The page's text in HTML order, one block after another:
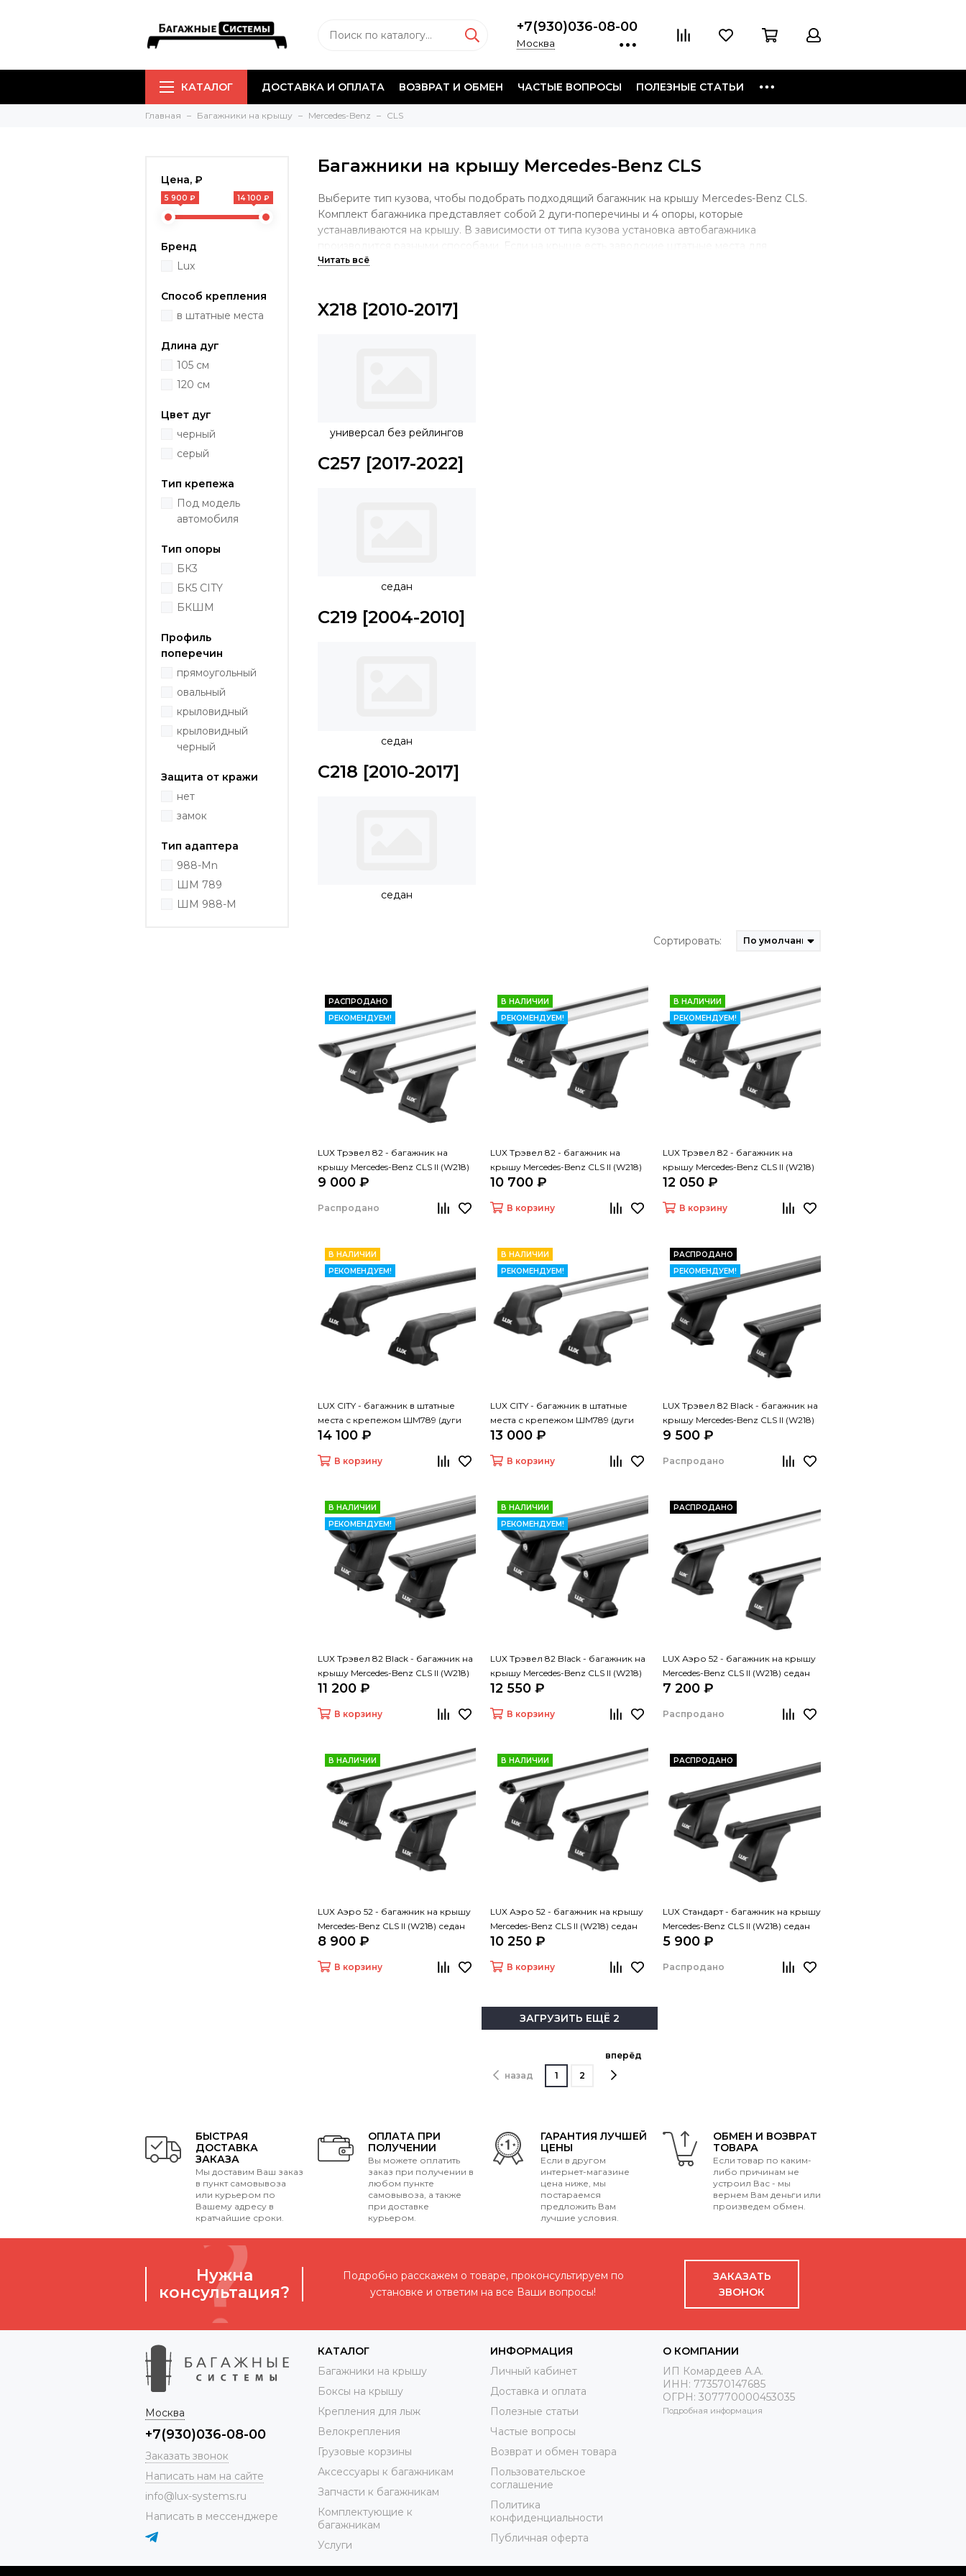
+7(930)036-08-00
Москва
КАТАЛОГ ДОСТАВКА И ОПЛАТА ВОЗВРАТ И ОБМЕН ЧАСТЫЕ ВОПРОСЫ ПОЛЕЗНЫЕ СТАТЬИ
Главная Багажники на крышу Mercedes-Benz CLS
Цена, ₽
5 900 ₽ 14 100 ₽
Бренд
Lux
Способ крепления
в штатные места
Длина дуг
105 см
120 см
Цвет дуг
черный
серый
Тип крепежа
Под модель
автомобиля
Тип опоры
БК3
БК5 CITY
БКШМ
Профиль
поперечин
прямоугольный
овальный
крыловидный
крыловидный
черный
Защита от кражи
нет
замок
Тип адаптера
988-Mn
ШМ 789
ШМ 988-M
Багажники на крышу Mercedes-Benz CLS
Выберите тип кузова, чтобы подобрать подходящий багажник на крышу Mercedes-Benz CLS.
Комплект багажника представляет собой 2 дуги-поперечины и 4 опоры, которые
устанавливаются на крышу. В зависимости от типа кузова установка автобагажника
производится разными способами. Если на крыше есть заводские штатные места для
крепления багажной системы, то опора будет учитывать именно такой тип крепления. В
осуществляться непосредственно на рейлинги.
X218 [2010-2017]
универсал без рейлингов
C257 [2017-2022]
седан
C219 [2004-2010]
седан
C218 [2010-2017]
седан
Сортировать:
РАСПРОДАНО
РЕКОМЕНДУЕМ!
LUX Трэвел 82 - багажник на
крышу Mercedes-Benz CLS II (W218)
седан
9 000 ₽
Распродано
В НАЛИЧИИ
РЕКОМЕНДУЕМ!
LUX Трэвел 82 - багажник на
крышу Mercedes-Benz CLS II (W218)
седан
10 700 ₽
В корзину
В НАЛИЧИИ
РЕКОМЕНДУЕМ!
LUX Трэвел 82 - багажник на
крышу Mercedes-Benz CLS II (W218)
седан
12 050 ₽
В корзину
В НАЛИЧИИ
РЕКОМЕНДУЕМ!
LUX CITY - багажник в штатные
места с крепежом ШМ789 (дуги
крыловидные черные, 1,05м)
14 100 ₽
В корзину
В НАЛИЧИИ
РЕКОМЕНДУЕМ!
LUX CITY - багажник в штатные
места с крепежом ШМ789 (дуги
крыловидные серые, 1,05м)
13 000 ₽
В корзину
РАСПРОДАНО
РЕКОМЕНДУЕМ!
LUX Трэвел 82 Black - багажник на
крышу Mercedes-Benz CLS II (W218)
седан
9 500 ₽
Распродано
В НАЛИЧИИ
РЕКОМЕНДУЕМ!
LUX Трэвел 82 Black - багажник на
крышу Mercedes-Benz CLS II (W218)
седан
11 200 ₽
В корзину
В НАЛИЧИИ
РЕКОМЕНДУЕМ!
LUX Трэвел 82 Black - багажник на
крышу Mercedes-Benz CLS II (W218)
седан
12 550 ₽
В корзину
РАСПРОДАНО
LUX Аэро 52 - багажник на крышу
Mercedes-Benz CLS II (W218) седан
7 200 ₽
Распродано
В НАЛИЧИИ
LUX Аэро 52 - багажник на крышу
Mercedes-Benz CLS II (W218) седан
8 900 ₽
В корзину
В НАЛИЧИИ
LUX Аэро 52 - багажник на крышу
Mercedes-Benz CLS II (W218) седан
10 250 ₽
В корзину
РАСПРОДАНО
LUX Стандарт - багажник на крышу
Mercedes-Benz CLS II (W218) седан
5 900 ₽
Распродано
ЗАГРУЗИТЬ ЕЩЁ 2
назад 1 2
вперёд
БЫСТРАЯ
ДОСТАВКА
ЗАКАЗА
Мы доставим Ваш заказ
в пункт самовывоза
или курьером по
Вашему адресу в
кратчайшие сроки.
ОПЛАТА ПРИ
ПОЛУЧЕНИИ
Вы можете оплатить
заказ при получении в
любом пункте
самовывоза, а также
при доставке
курьером.
ГАРАНТИЯ ЛУЧШЕЙ
ЦЕНЫ
Если в другом
интернет-магазине
цена ниже, мы
постараемся
предложить Вам
лучшие условия.
ОБМЕН И ВОЗВРАТ
ТОВАРА
Если товар по каким-
либо причинам не
устроил Вас - мы
вернем Вам деньги или
произведем обмен.
Нужна
консультация?
Подробно расскажем о товаре, проконсультируем по
установке и ответим на все Ваши вопросы!
ЗАКАЗАТЬ
ЗВОНОК
Москва
+7(930)036-08-00
Заказать звонок
Написать нам на сайте
info@lux-systems.ru
Написать в мессенджере
КАТАЛОГ
Багажники на крышу
Боксы на крышу
Крепления для лыж
Велокрепления
Грузовые корзины
Аксессуары к багажникам
Запчасти к багажникам
Комплектующие к
багажникам
Услуги
ИНФОРМАЦИЯ
Личный кабинет
Доставка и оплата
Полезные статьи
Частые вопросы
Возврат и обмен товара
Пользовательское
соглашение
Политика
конфиденциальности
Публичная оферта
О КОМПАНИИ
ИП Комардеев А.А.
ИНН: 773570147685
ОГРН: 307770000453035
Подробная информация